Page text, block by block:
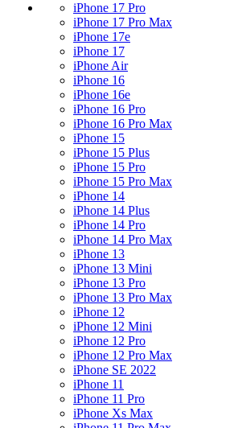
iPhone 17 Pro
iPhone 17 Pro Max
iPhone 17e
iPhone 17
iPhone Air
iPhone 16
iPhone 16e
iPhone 16 Pro
iPhone 16 Pro Max
iPhone 15
iPhone 15 Plus
iPhone 15 Pro
iPhone 15 Pro Max
iPhone 14
iPhone 14 Plus
iPhone 14 Pro
iPhone 14 Pro Max
iPhone 13
iPhone 13 Mini
iPhone 13 Pro
iPhone 13 Pro Max
iPhone 12
iPhone 12 Mini
iPhone 12 Pro
iPhone 12 Pro Max
iPhone SE 2022
iPhone 11
iPhone 11 Pro
iPhone Xs Max